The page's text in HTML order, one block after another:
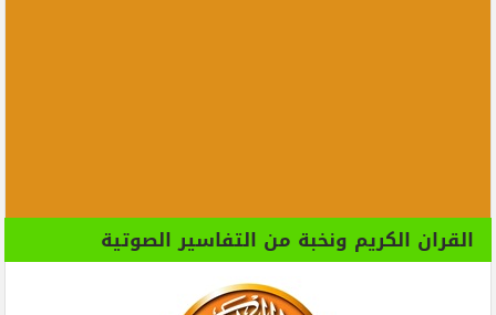
القران الكريم ونخبة من التفاسير الصوتية